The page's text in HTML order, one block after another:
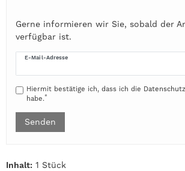
Inhalt: 1 Stück
Gerne informieren wir Sie, sobald der
verfügbar ist.
E-Mail-Adresse
Hiermit bestätige ich, dass ich die
habe.*
Senden